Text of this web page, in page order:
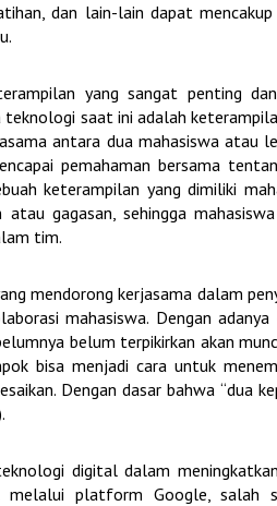
dan lain-lain dapat
yang sangat penting
teknologi saat ini adalah
antara dua mahasiswa atau
pemahaman bersama
keterampilan yang dimiliki
atau gagasan, sehingga
tim.
mendorong kerjasama dalam
mahasiswa. Dengan
belum terpikirkan akan
bisa menjadi cara untuk
Dengan dasar bahwa “dua
digital dalam
melalui platform Google, salah